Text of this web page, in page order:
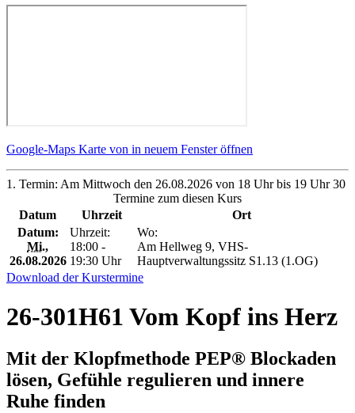
Google-Maps Karte von in neuem Fenster öffnen
1. Termin: Am Mittwoch den 26.08.2026 von 18 Uhr bis 19 Uhr 30
Termine zum diesen Kurs
Datum
Uhrzeit
Ort
Datum:
Mi.,
26.08.2026
Uhrzeit:
18:00 -
19:30 Uhr
Wo:
Am Hellweg 9, VHS-
Hauptverwaltungssitz S1.13 (1.OG)
Download der Kurstermine
26-301H61 Vom Kopf ins Herz
Mit der Klopfmethode PEP® Blockaden
lösen, Gefühle regulieren und innere
Ruhe finden